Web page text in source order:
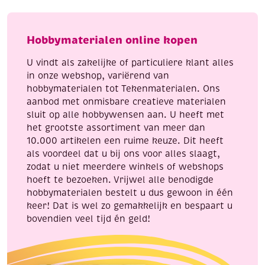
Plaksteentjes / strass– voor extra glans
🌿 Natuurlijke & zachte accenten
Vilt of stof
– voor zachte details zoals
bloemblaadjes
🖌️ Afwerking
Blanke lak (mat of glans)– beschermt je werk en
zorgt voor een mooie finish
mix
-
birds
Hobbymaterialen online kopen
U vindt als zakelijke of particuliere klant alles
in onze webshop, variërend van
hobbymaterialen tot Tekenmaterialen. Ons
aanbod met onmisbare creatieve materialen
sluit op alle hobbywensen aan. U heeft met
het grootste assortiment van meer dan
10.000 artikelen een ruime keuze. Dit heeft
als voordeel dat u bij ons voor alles slaagt,
zodat u niet meerdere winkels of webshops
hoeft te bezoeken. Vrijwel alle benodigde
hobbymaterialen bestelt u dus gewoon in één
keer! Dat is wel zo gemakkelijk en bespaart u
bovendien veel tijd én geld!